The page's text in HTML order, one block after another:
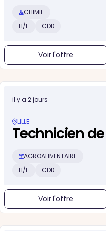
CHIMIE
H/F
CDD
Voir l'offre
il y a 2 jours
LILLE
Technicien
AGROALIMENTAIRE
H/F
CDD
Voir l'offre